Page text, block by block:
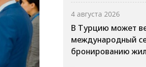
4 августа 2026
В Турцию может
международный
бронированию